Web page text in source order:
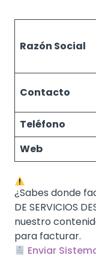
Razón Social
Contacto
Teléfono
Web
¿Sabes donde
DE SERVICIOS
nuestro
para facturar.
Enviar